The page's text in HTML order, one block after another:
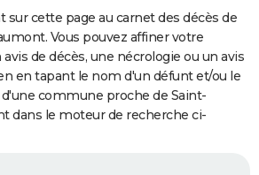
sur cette page au carnet des décès de
Vous pouvez affiner votre
de décès, une nécrologie ou un avis
en tapant le nom d'un défunt et/ou le
commune proche de Saint-
dans le moteur de recherche ci-